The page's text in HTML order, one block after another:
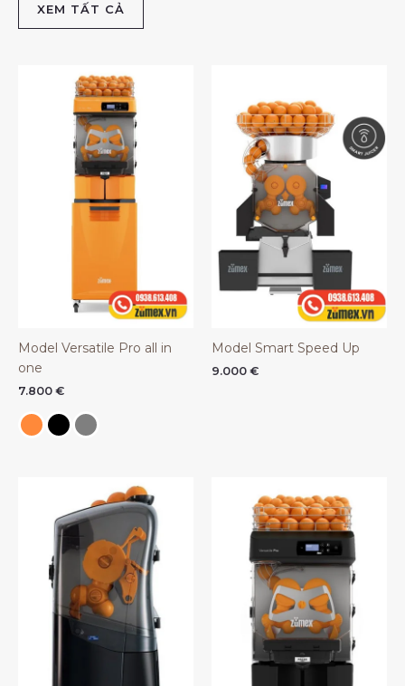
XEM TẤT CẢ
Model Versatile Pro all in
one
7.800 €
Model Smart Speed Up
9.000 €